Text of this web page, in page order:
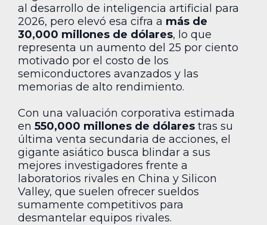
al desarrollo de inteligencia artificial para
2026, pero elevó esa cifra a más de
30,000 millones de dólares, lo que
representa un aumento del 25 por ciento
motivado por el costo de los
semiconductores avanzados y las
memorias de alto rendimiento.
Con una valuación corporativa estimada
en 550,000 millones de dólares tras su
última venta secundaria de acciones, el
gigante asiático busca blindar a sus
mejores investigadores frente a
laboratorios rivales en China y Silicon
Valley, que suelen ofrecer sueldos
sumamente competitivos para
desmantelar equipos rivales.